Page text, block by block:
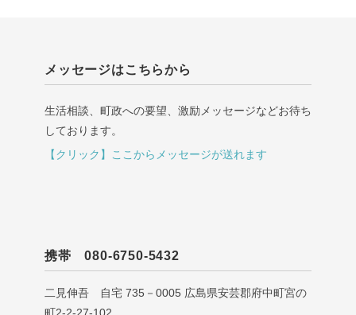
メッセージはこちらから
生活相談、町政への要望、激励メッセージなどお待ち
しております。
【クリック】ここからメッセージが送れます
携帯 080-6750-5432
二見伸吾 自宅 735－0005 広島県安芸郡府中町宮の